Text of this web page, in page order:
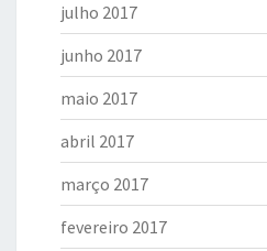
julho 2017
junho 2017
maio 2017
abril 2017
março 2017
fevereiro 2017